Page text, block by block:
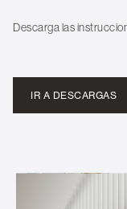
Descarga las
IR A DESCARGAS